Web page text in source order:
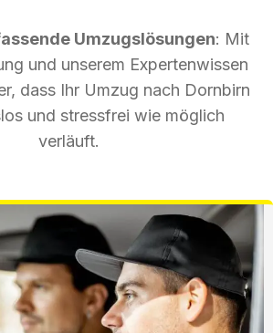
Umzugslösungen: Mit
und unserem Expertenwissen
dass Ihr Umzug nach Dornbirn
und stressfrei wie möglich
verläuft.